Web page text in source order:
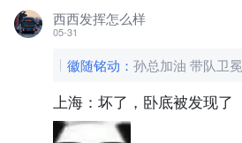
西西发挥怎么样
05-31
徽随铭动 ： 孙总加油 带队卫冕
上海：坏了，卧底被发现了